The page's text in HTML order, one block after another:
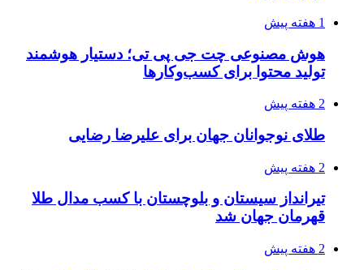
1 هفته پیش
هوش مصنوعی چت جی پی تی؛ دستیار هوشمند
تولید محتوا برای کسب‌وکارها
2 هفته پیش
طلای نوجوانان جهان برای علیرضا رضایی
2 هفته پیش
تیرانداز سیستان و بلوچستان با کسب مدال طلا
قهرمان جهان شد
2 هفته پیش